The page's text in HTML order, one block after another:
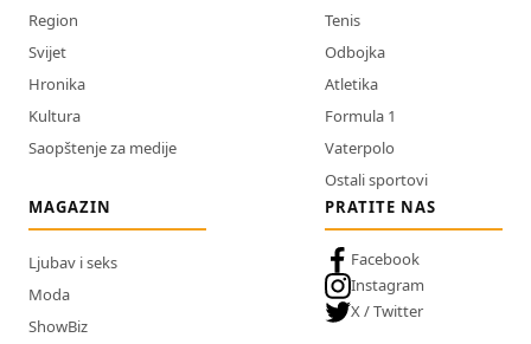
Region
Svijet
Hronika
Kultura
Saopštenje za medije
Tenis
Odbojka
Atletika
Formula 1
Vaterpolo
Ostali sportovi
MAGAZIN
Ljubav i seks
Moda
ShowBiz
PRATITE NAS
Facebook
Instagram
X / Twitter